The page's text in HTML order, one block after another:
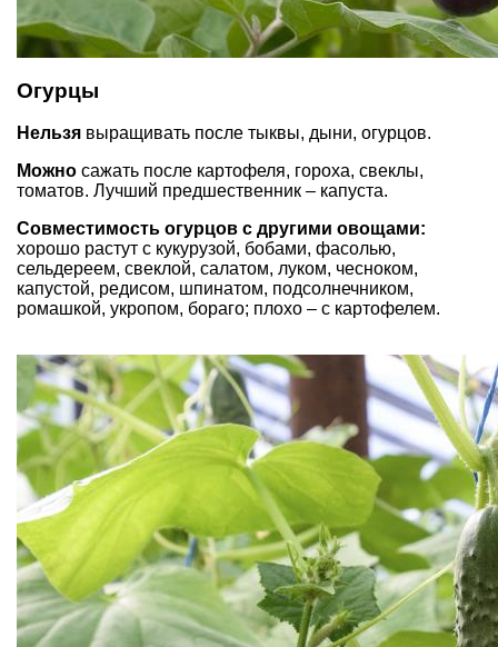
Огурцы
Нельзя выращивать после тыквы, дыни, огурцов.
Можно сажать после картофеля, гороха, свеклы,
томатов. Лучший предшественник – капуста.
Совместимость огурцов с другими овощами:
хорошо растут с кукурузой, бобами, фасолью,
сельдереем, свеклой, салатом, луком, чесноком,
капустой, редисом, шпинатом, подсолнечником,
ромашкой, укропом, бораго; плохо – с картофелем.